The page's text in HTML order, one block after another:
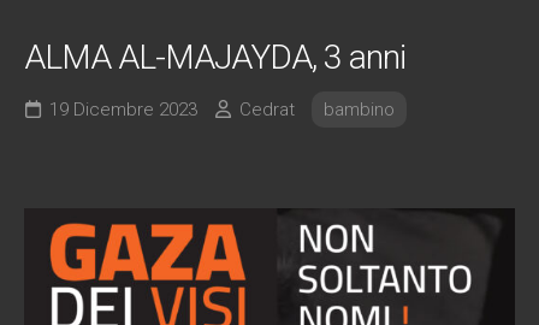
ALMA AL-MAJAYDA, 3 anni
19 Dicembre 2023 Cedrat bambino